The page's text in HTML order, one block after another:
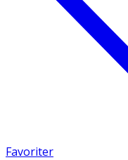
Favoriter